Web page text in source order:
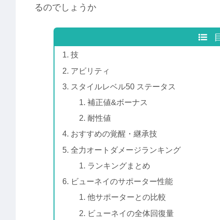
るのでしょうか
技
アビリティ
スタイルレベル50 ステータス
補正値&ボーナス
耐性値
おすすめの覚醒・継承技
全力オートダメージランキング
ランキングまとめ
ビューネイのサポーター性能
他サポーターとの比較
ビューネイの全体回復量